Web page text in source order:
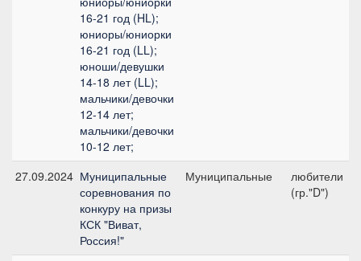
16-21 год (HL);
юниоры/юниорки
16-21 год (LL);
юноши/девушки
14-18 лет (LL);
мальчики/девочки
12-14 лет;
мальчики/девочки
10-12 лет;
27.09.2024 Муниципальные
соревнования по
конкуру на призы
КСК "Виват,
Россия!"
Муниципальные
любители
(гр."D")